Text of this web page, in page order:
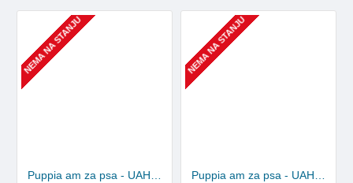
NEMA NA STANJU
Puppia am za psa - UAHA-AH301 - Black
NEMA NA STANJU
Puppia am za psa - UAHA-AH301 - Pink